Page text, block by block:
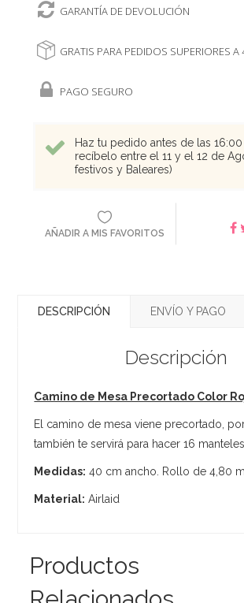
GARANTÍA DE DEVOLUCIÓN
GRATIS PARA PEDIDOS SUPERIORES A
PAGO SEGURO
Haz tu pedido antes de las
recíbelo entre el 11 y el 12 de
festivos y Baleares)
AÑADIR A MIS FAVORITOS
DESCRIPCIÓN ENVÍO Y PAGO
Descripción
Camino de Mesa Precortado Color
El camino de mesa viene precortado,
también te servirá para hacer 16
Medidas: 40 cm ancho. Rollo de 4,80
Material: Airlaid
Productos